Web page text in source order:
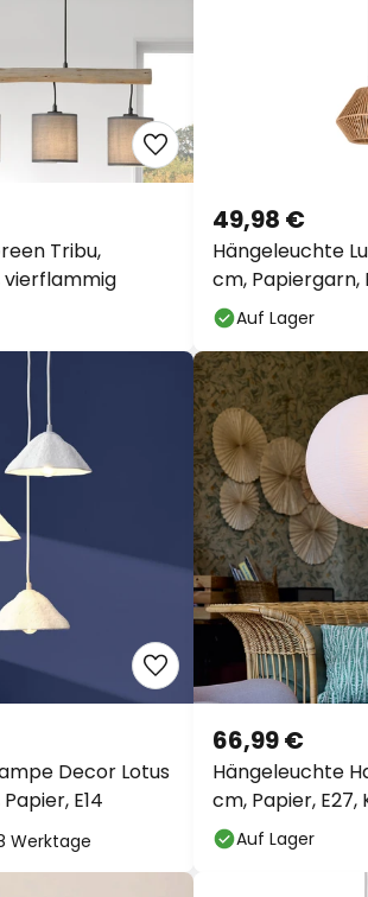
Tribu,
vierflammig
Hängeleuchte
cm, Papiergarn,
49,98 €
Auf Lager
Decor Lotus
E14
Werktage
Hängeleuchte
cm, Papier, E27,
66,99 €
Auf Lager